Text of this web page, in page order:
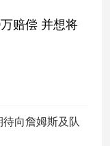
赔偿 并想将